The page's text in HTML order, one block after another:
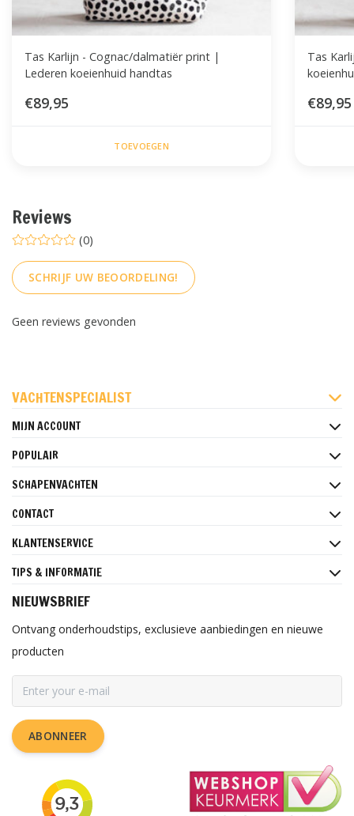
Tas Karlijn - Cognac/dalmatiër print |
Lederen koeienhuid handtas
€89,95
TOEVOEGEN
Tas
€89,95
Reviews
(0)
SCHRIJF UW BEOORDELING!
Geen reviews gevonden
VACHTENSPECIALIST
MIJN ACCOUNT
POPULAIR
SCHAPENVACHTEN
CONTACT
KLANTENSERVICE
TIPS & INFORMATIE
NIEUWSBRIEF
Ontvang onderhoudstips, exclusieve aanbiedingen en nieuwe
producten
ABONNEER